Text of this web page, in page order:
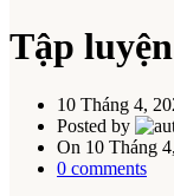
Tập
10 Tháng 4,
Posted by
On 10 Tháng
0 comments